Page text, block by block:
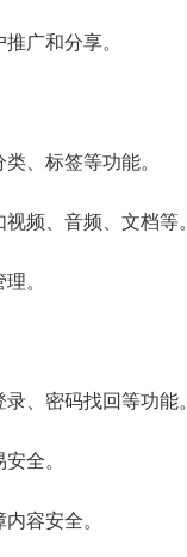
广和分享。
、标签等功能。
频、音频、文档等。
。
、密码找回等功能。
全。
容安全。